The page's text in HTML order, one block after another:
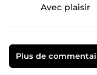
Avec plaisir
Plus de